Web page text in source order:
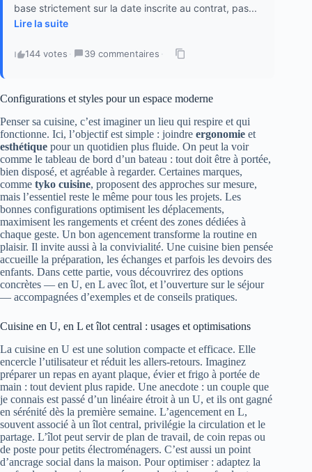
base strictement sur la date inscrite au contrat, pas...
Lire la suite
144 votes · 39 commentaires ·
Configurations et styles pour un espace moderne
Penser sa cuisine, c’est imaginer un lieu qui respire et qui
fonctionne. Ici, l’objectif est simple : joindre ergonomie et
esthétique pour un quotidien plus fluide. On peut la voir
comme le tableau de bord d’un bateau : tout doit être à portée,
bien disposé, et agréable à regarder. Certaines marques,
comme tyko cuisine, proposent des approches sur mesure,
mais l’essentiel reste le même pour tous les projets. Les
bonnes configurations optimisent les déplacements,
maximisent les rangements et créent des zones dédiées à
chaque geste. Un bon agencement transforme la routine en
plaisir. Il invite aussi à la convivialité. Une cuisine bien pensée
accueille la préparation, les échanges et parfois les devoirs des
enfants. Dans cette partie, vous découvrirez des options
concrètes — en U, en L avec îlot, et l’ouverture sur le séjour
— accompagnées d’exemples et de conseils pratiques.
Cuisine en U, en L et îlot central : usages et optimisations
La cuisine en U est une solution compacte et efficace. Elle
encercle l’utilisateur et réduit les allers-retours. Imaginez
préparer un repas en ayant plaque, évier et frigo à portée de
main : tout devient plus rapide. Une anecdote : un couple que
je connais est passé d’un linéaire étroit à un U, et ils ont gagné
en sérénité dès la première semaine. L’agencement en L,
souvent associé à un îlot central, privilégie la circulation et le
partage. L’îlot peut servir de plan de travail, de coin repas ou
de poste pour petits électroménagers. C’est aussi un point
d’ancrage social dans la maison. Pour optimiser : adaptez la